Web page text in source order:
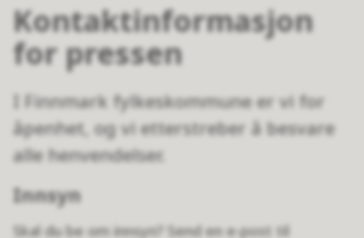
Kontaktinformasjon
for pressen
I Finnmark fylkeskommune er vi for
åpenhet, og vi etterstreber å besvare
alle henvendelser.
Innsyn
Skal du be om innsyn? Send en e-post til